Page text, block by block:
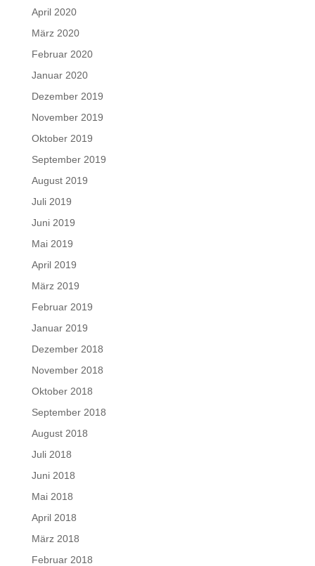
April 2020
März 2020
Februar 2020
Januar 2020
Dezember 2019
November 2019
Oktober 2019
September 2019
August 2019
Juli 2019
Juni 2019
Mai 2019
April 2019
März 2019
Februar 2019
Januar 2019
Dezember 2018
November 2018
Oktober 2018
September 2018
August 2018
Juli 2018
Juni 2018
Mai 2018
April 2018
März 2018
Februar 2018